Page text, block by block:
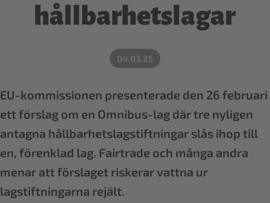
hållbarhetslagar
04.03.25
EU-kommissionen presenterade den 26 februari
ett förslag om en Omnibus-lag där tre nyligen
antagna hållbarhetslagstiftningar slås ihop till
en, förenklad lag. Fairtrade och många andra
menar att förslaget riskerar vattna ur
lagstiftningarna rejält.